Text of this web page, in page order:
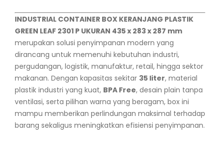
INDUSTRIAL CONTAINER BOX KERANJANG PLASTIK
GREEN LEAF 2301 P UKURAN 435 x 283 x 287 mm
merupakan solusi penyimpanan modern yang
dirancang untuk memenuhi kebutuhan industri,
pergudangan, logistik, manufaktur, retail, hingga sektor
makanan. Dengan kapasitas sekitar 35 liter, material
plastik industri yang kuat, BPA Free, desain plain tanpa
ventilasi, serta pilihan warna yang beragam, box ini
mampu memberikan perlindungan maksimal terhadap
barang sekaligus meningkatkan efisiensi penyimpanan.